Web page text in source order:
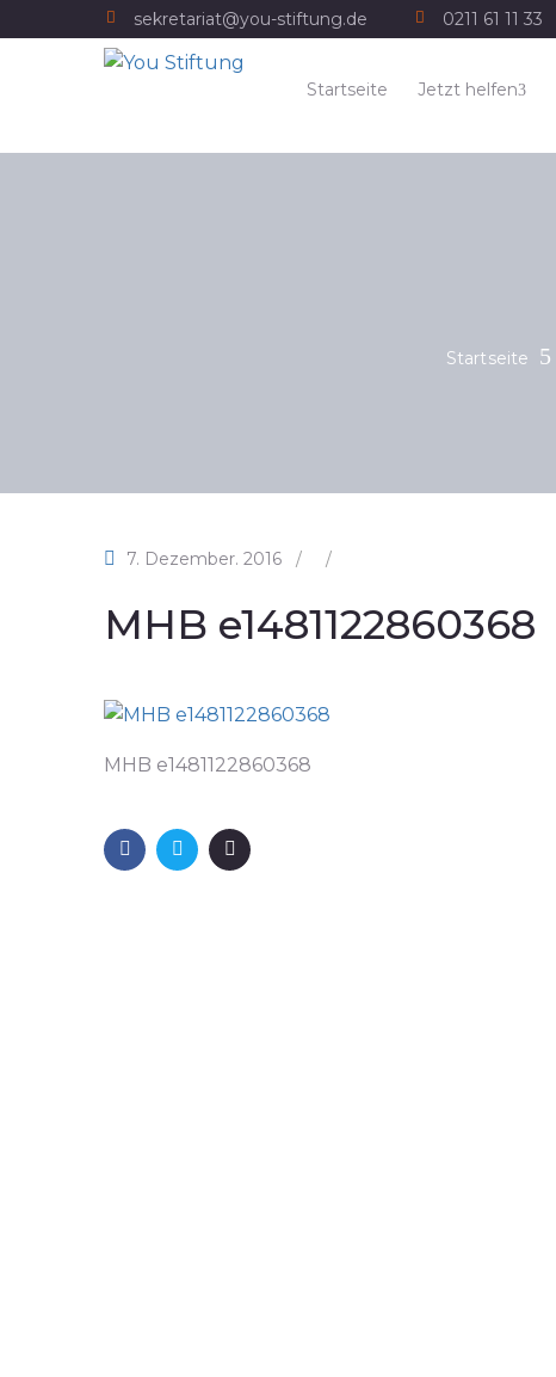
sekretariat@you-stiftung.de 0211 61 11 33
Startseite Jetzt helfen
Startseite
7. Dezember. 2016 / /
MHB e1481122860368
MHB e1481122860368